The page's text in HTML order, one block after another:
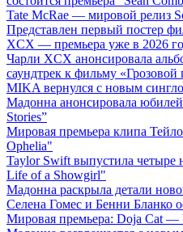
Tate McRae — мировой релиз
Представлен первый постер
XCX — премьера уже в 2026
Чарли XCX анонсировала
саундтрек к фильму «Грозовой
MIKA вернулся с новым
Мадонна анонсировала
Stories”
Мировая премьера клипа
Ophelia"
Taylor Swift выпустила четыре
Life of a Showgirl"
Мадонна раскрыла детали
Селена Гомес и Бенни Бланко
Мировая премьера: Doja Cat —